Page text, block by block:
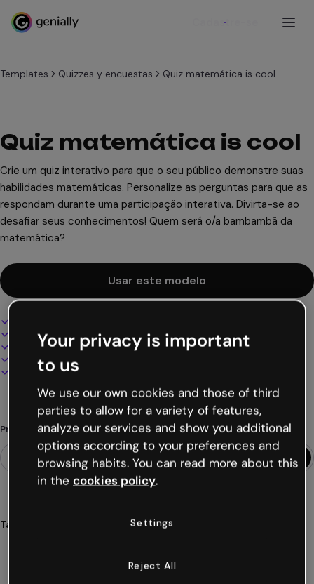
Cadastre-se
Templates Quizzes y encuestas Quiz matemática is cool
Quiz matemática is cool
Crie um quiz interativo para que o seu público demonstre suas
habilidades matemáticas. Personalize as perguntas para que as
respondam durante uma participação interativa. Divirta-se ao
desafiar seus conhecimentos! Quem será o/a bambambã da
matemática?
Usar este modelo
100% personalizável
Adicione áudio, vídeo e multimídia
Apresente, compartilhe ou publique online
Baixe em PDF, MP4 e outros formatos
Procurando algo diferente?
Tags
Your privacy is important
to us
We use our own cookies and those of third
parties to allow for a variety of features,
analyze our services and show you additional
options according to your preferences and
browsing habits. You can read more about this
in the cookies policy.
Settings
Reject All